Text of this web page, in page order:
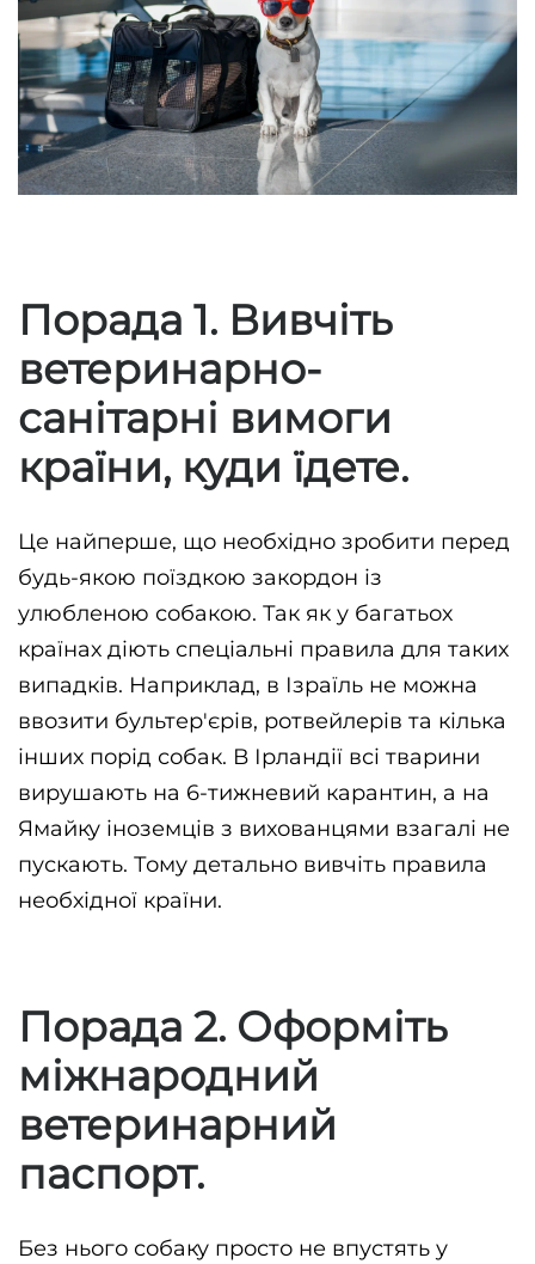
Порада 1. Вивчіть
ветеринарно-
санітарні вимоги
країни, куди їдете.
Це найперше, що необхідно зробити перед
будь-якою поїздкою закордон із
улюбленою собакою. Так як у багатьох
країнах діють спеціальні правила для таких
випадків. Наприклад, в Ізраїль не можна
ввозити бультер'єрів, ротвейлерів та кілька
інших порід собак. В Ірландії всі тварини
вирушають на 6-тижневий карантин, а на
Ямайку іноземців з вихованцями взагалі не
пускають. Тому детально вивчіть правила
необхідної країни.
Порада 2. Оформіть
міжнародний
ветеринарний
паспорт.
Без нього собаку просто не впустять у